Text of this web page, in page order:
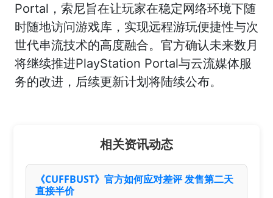
Portal，索尼旨在让玩家在稳定网络环境下随
时随地访问游戏库，实现远程游玩便捷性与次
世代串流技术的高度融合。官方确认未来数月
将继续推进PlayStation Portal与云流媒体服
务的改进，后续更新计划将陆续公布。
相关资讯动态
《CUFFBUST》官方如何应对差评 发售第二天
直接半价